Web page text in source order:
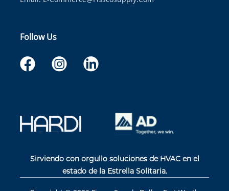
Follow Us
Sirviendo con orgullo soluciones de HVAC en el
estado de la Estrella Solitaria.